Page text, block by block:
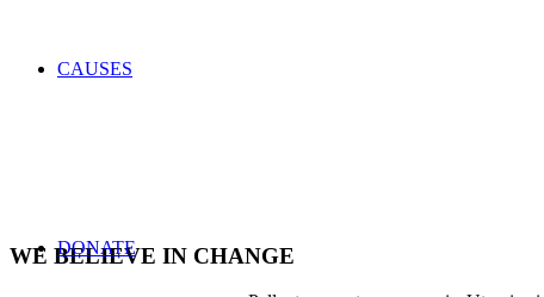
CAUSES
DONATE
WE BELIEVE IN CHANGE